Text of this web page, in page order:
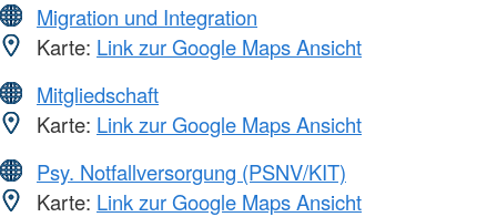
Migration und Integration
Karte: Link zur Google Maps Ansicht
Mitgliedschaft
Karte: Link zur Google Maps Ansicht
Psy. Notfallversorgung (PSNV/KIT)
Karte: Link zur Google Maps Ansicht